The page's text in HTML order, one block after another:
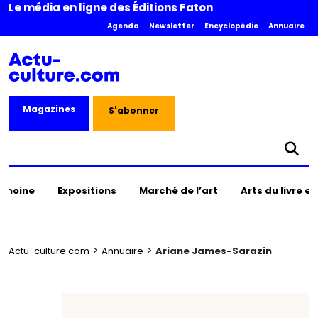
Le média en ligne des Éditions Faton
Agenda Newsletter Encyclopédie Annuaire
Magazines S'abonner
Expositions Marché de l’art Arts du livre
Actu-culture.com > Annuaire > Ariane James-Sarazin